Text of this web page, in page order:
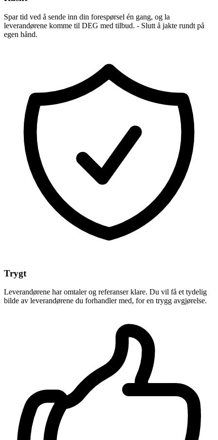
Spar tid ved å sende inn din forespørsel én gang, og la
leverandørene komme til DEG med tilbud. - Slutt å jakte rundt på
egen hånd.
Trygt
Leverandørene har omtaler og referanser klare. Du vil få et tydelig
bilde av leverandørene du forhandler med, for en trygg avgjørelse.